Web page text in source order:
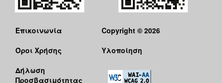
Επικοινωνία
Όροι Χρήσης
Δήλωση
Προσβασιμότητας
Copyright © 2026
Υλοποίηση